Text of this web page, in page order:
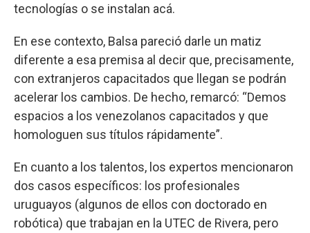
tecnologías o se instalan acá.
En ese contexto, Balsa pareció darle un matiz
diferente a esa premisa al decir que, precisamente,
con extranjeros capacitados que llegan se podrán
acelerar los cambios. De hecho, remarcó: “Demos
espacios a los venezolanos capacitados y que
homologuen sus títulos rápidamente”.
En cuanto a los talentos, los expertos mencionaron
dos casos específicos: los profesionales
uruguayos (algunos de ellos con doctorado en
robótica) que trabajan en la UTEC de Rivera, pero